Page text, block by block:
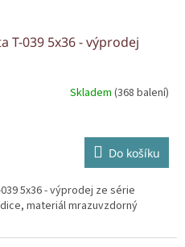
T-039 5x36 - výprodej
Skladem (368 balení)
Do košíku
5x36 - výprodej ze série
materiál mrazuvzdorný